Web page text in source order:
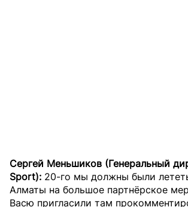
Сергей Меньшиков (Генеральный
Sport): 20-го мы должны были
Алматы на большое партнёрское
Васю пригласили там